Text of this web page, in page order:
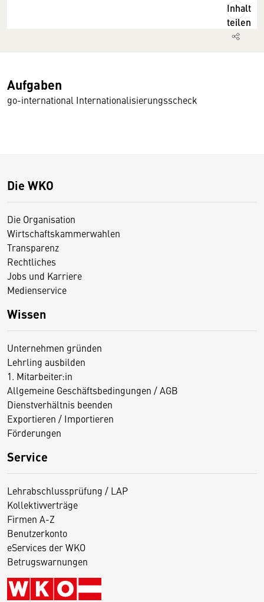
Inhalt
teilen
Aufgaben
go-international Internationalisierungsscheck
Die WKO
Die Organisation
Wirtschaftskammerwahlen
Transparenz
Rechtliches
Jobs und Karriere
Medienservice
Wissen
Unternehmen gründen
Lehrling ausbilden
1. Mitarbeiter:in
Allgemeine Geschäftsbedingungen / AGB
Dienstverhältnis beenden
Exportieren / Importieren
Förderungen
Service
Lehrabschlussprüfung / LAP
Kollektivverträge
Firmen A-Z
Benutzerkonto
eServices der WKO
Betrugswarnungen